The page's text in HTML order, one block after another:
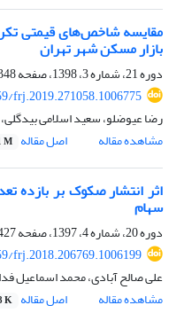
بازار مسکن شهر تهران
دوره 21، شماره 3، 1398، صفحه
363
frj.2019.271058.1006775
رضا عیوضلو، سعید اسلامی
مشاهده مقاله
اصل مقاله M
اثر انتشار صکوک بر بازده
سهام
دوره 20، شماره 4، 1397، صفحه
444
frj.2018.206769.1006199
علی صالح آبادی، محمد اسماعیل
مشاهده مقاله
اصل مقاله K